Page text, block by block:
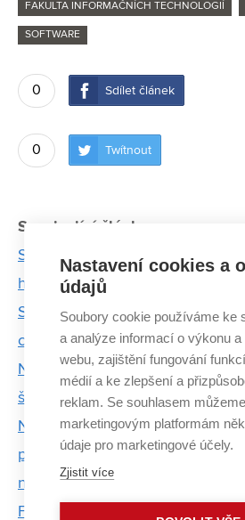
FAKULTA INFORMAČNÍCH TECHNOLOGIÍ
SOFTWARE
0 Sdílet článek
0 Twítnout
Související články:
Student učí chodit šestinohého
hledá u brouků
Software Adama Babince
celém světě
Nový software by měl umět říci,
šťastný
Na trhu chybí tisíce odborníků na
proto otevře nový studijní
nemá obdoby
FIT VUT pomáhá rozvoji
Nastavení cookies a
údajů
Soubory cookie používáme ke
a analýze informací o výkonu
webu, zajištění fungování
médií a ke zlepšení a
reklam. Se souhlasem
marketingovým platformám
údaje pro marketingové účely.
Zjistit více